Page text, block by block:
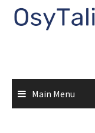
Main Menu